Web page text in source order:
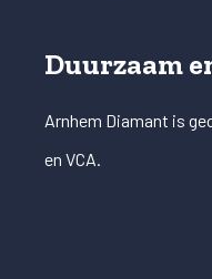
Duurzaam
Arnhem Diamant is
en VCA.